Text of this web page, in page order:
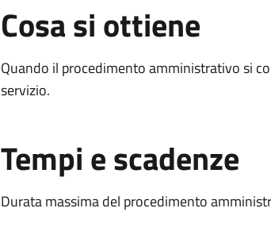
Cosa si ottiene
Quando il procedimento amministrativo si
servizio.
Tempi e scadenze
Durata massima del procedimento